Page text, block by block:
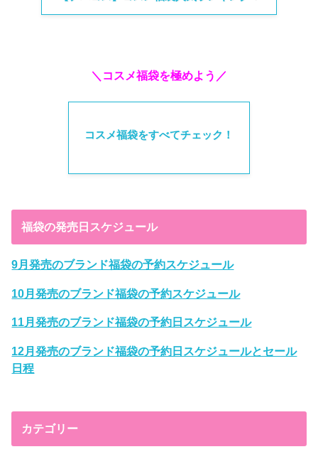
＼コスメ福袋を極めよう／
コスメ福袋をすべてチェック！
福袋の発売日スケジュール
9月発売のブランド福袋の予約スケジュール
10月発売のブランド福袋の予約スケジュール
11月発売のブランド福袋の予約日スケジュール
12月発売のブランド福袋の予約日スケジュールとセール
日程
カテゴリー